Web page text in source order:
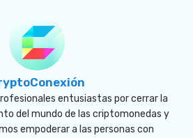
entusiastas por cerrar la
del mundo de las criptomonedas y
empoderar a las personas con